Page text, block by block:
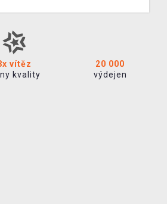
vítěz
kvality
20 000
výdejen